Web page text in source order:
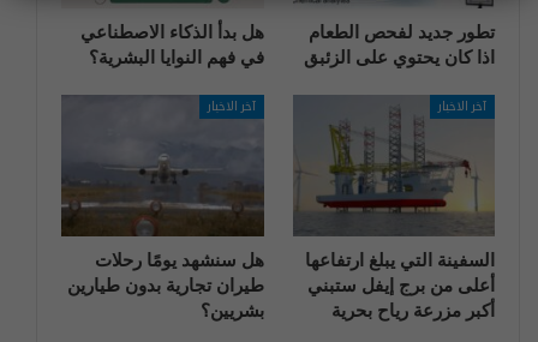
تطور جديد لفحص الطعام
اذا كان يحتوي على الزئبق
هل بدأ الذكاء الاصطناعي
في فهم النوايا البشرية؟
آخر الاخبار
السفينة التي يبلغ ارتفاعها
أعلى من برج إيفل ستبني
أكبر مزرعة رياح بحرية
آخر الاخبار
هل سنشهد يومًا رحلات
طيران تجارية بدون طيارين
بشريين؟